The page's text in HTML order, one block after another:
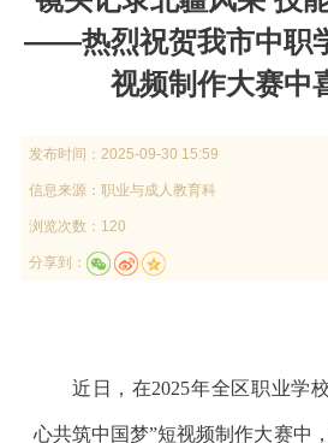
——热烈祝贺我市中职
视频制作大赛中
发布时间： 2025-09-30 15:59
信息来源： 职业与成人教育科
浏览次数：120
分享到：
近日，在2025年全区职业学
心共筑中国梦”短视频制作大赛中